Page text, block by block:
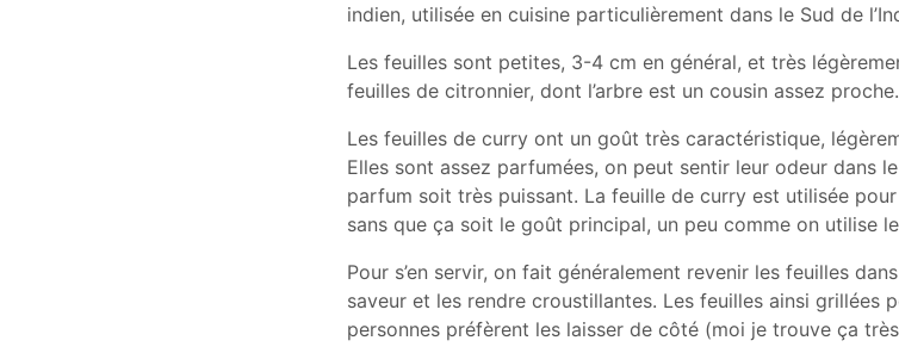
indien, utilisée en cuisine particulièrement dans le Sud de
Les feuilles sont petites, 3-4 cm en général, et très
feuilles de citronnier, dont l’arbre est un cousin assez proche.
Les feuilles de curry ont un goût très caractéristique,
Elles sont assez parfumées, on peut sentir leur odeur dans
parfum soit très puissant. La feuille de curry est utilisée
sans que ça soit le goût principal, un peu comme on utilise
Pour s’en servir, on fait généralement revenir les feuilles
saveur et les rendre croustillantes. Les feuilles ainsi grillées
personnes préfèrent les laisser de côté (moi je trouve ça